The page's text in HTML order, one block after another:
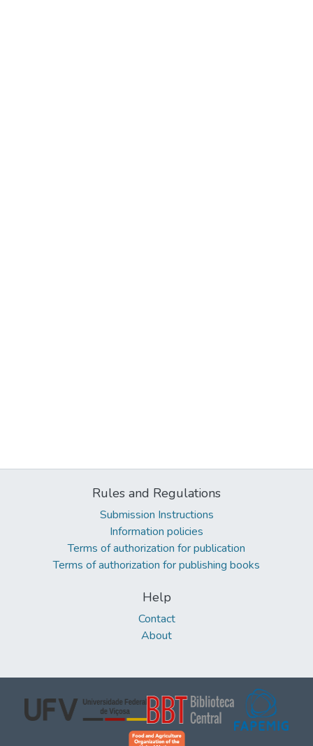
Rules and Regulations
Submission Instructions
Information policies
Terms of authorization for publication
Terms of authorization for publishing books
Help
Contact
About